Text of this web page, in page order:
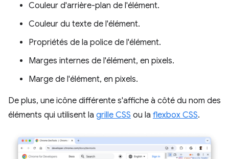
Couleur d'arrière-plan de l'élément.
Couleur du texte de l'élément.
Propriétés de la police de l'élément.
Marges internes de l'élément, en pixels.
Marge de l'élément, en pixels.
De plus, une icône différente s'affiche à côté du nom des
éléments qui utilisent la grille CSS ou la flexbox CSS.